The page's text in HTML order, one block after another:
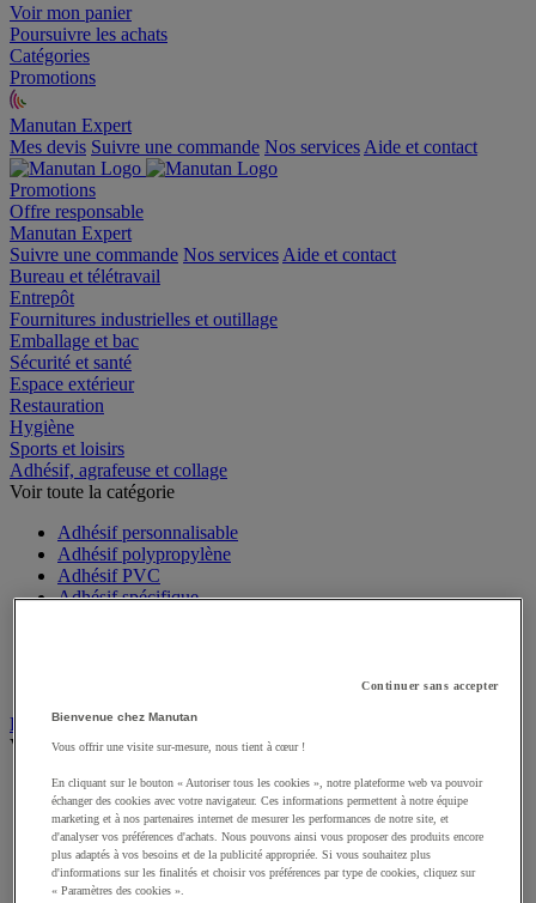
Voir mon panier
Poursuivre les achats
Catégories
Promotions
Manutan Expert
offre reconditionnée
Mes devis Suivre une commande Nos services
Promotions
Offre responsable
Manutan Expert
Suivre une commande
Bureau et télétravail
Entrepôt
Fournitures industrielles et outillage
Emballage et bac
Sécurité et santé
Espace extérieur
Restauration
Hygiène
Sports et loisirs
Adhésif, agrafeuse et collage
Adhésif personnalisable
Adhésif polypropylène
Adhésif PVC
Bac
Accessoires pour bac
Bac à bec
Bac de rangement
Bac de transport
Bac gerbable
Continuer sans accepter
Bienvenue chez Manutan
Vous offrir une visite sur-mesure, nous tient à cœur !
En cliquant sur le bouton « Autoriser tous les cookies », notre plateforme web va pouvoir
échanger des cookies avec votre navigateur. Ces informations permettent à notre équipe
marketing et à nos partenaires internet de mesurer les performances de notre site, et
d'analyser vos préférences d'achats. Nous pouvons ainsi vous proposer des produits encore
plus adaptés à vos besoins et de la publicité appropriée. Si vous souhaitez plus
d'informations sur les finalités et choisir vos préférences par type de cookies, cliquez sur
« Paramètres des cookies ».